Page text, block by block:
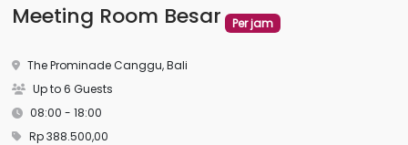
Meeting Room Besar Per jam
The Prominade Canggu, Bali
Up to 6 Guests
08:00 - 18:00
Rp 388.500,00